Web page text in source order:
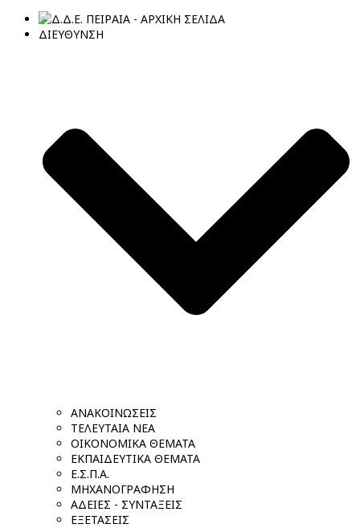
ΔΙΕΥΘΥΝΣΗ
ΑΝΑΚΟΙΝΩΣΕΙΣ
ΤΕΛΕΥΤΑΙΑ ΝΕΑ
ΟΙΚΟΝΟΜΙΚΑ ΘΕΜΑΤΑ
ΕΚΠΑΙΔΕΥΤΙΚΑ ΘΕΜΑΤΑ
Ε.Σ.Π.Α.
ΜΗΧΑΝΟΓΡΑΦΗΣΗ
ΑΔΕΙΕΣ - ΣΥΝΤΑΞΕΙΣ
ΕΞΕΤΑΣΕΙΣ